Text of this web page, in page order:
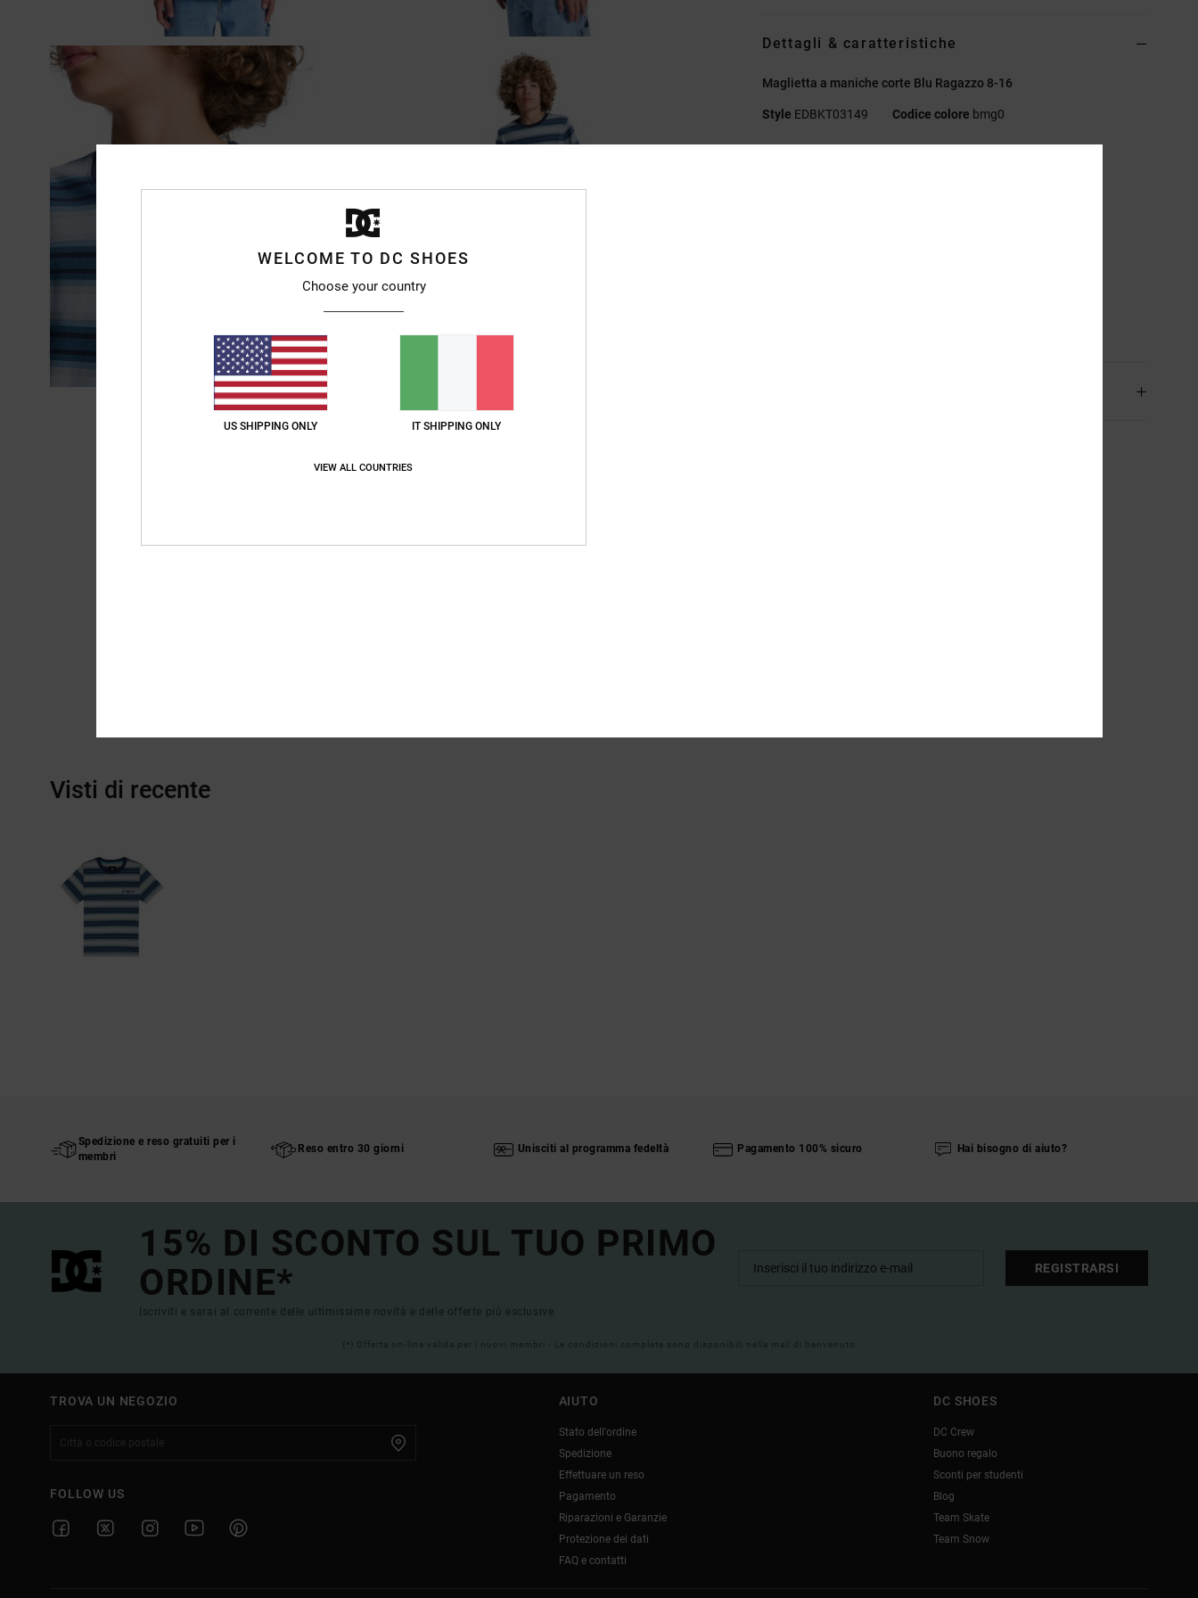
Dettagli & caratteristiche
Maglietta a maniche corte Blu Ragazzo 8-16
Style EDBKT03149 Codice colore bmg0
Visti di recente
Spedizione e reso gratuiti per i
membri
Reso entro 30 giorni Unisciti al programma fedeltà Pagamento 100% sicuro Hai bisogno di aiuto?
15% DI SCONTO SUL TUO PRIMO
ORDINE*
Iscriviti e sarai al corrente delle ultimissime novità e delle offerte più esclusive.
REGISTRARSI
(*) Offerta on-line valida per i nuovi membri - Le condizioni complete sono disponibili nella mail di benvenuto
TROVA UN NEGOZIO
FOLLOW US
AIUTO
Stato dell'ordine
Spedizione
Effettuare un reso
Pagamento
Riparazioni e Garanzie
Protezione dei dati
FAQ e contatti
DC SHOES
DC Crew
Buono regalo
Sconti per studenti
Blog
Team Skate
Team Snow
WELCOME TO DC SHOES
Choose your country
US SHIPPING ONLY IT SHIPPING ONLY
VIEW ALL COUNTRIES